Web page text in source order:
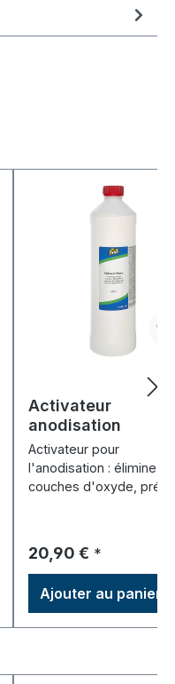
Activateur
anodisation
Activateur pour
l'anodisation : élimine
couches d'oxyde,
Prix régulier :
20,90 € *
Ajouter au panier